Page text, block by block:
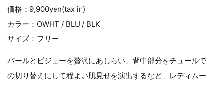
価格：9,900yen(tax in)
カラー：OWHT / BLU / BLK
サイズ：フリー
パールとビジューを贅沢にあしらい、背中部分をチュールで
の切り替えにして程よい肌見せを演出するなど、レディムー